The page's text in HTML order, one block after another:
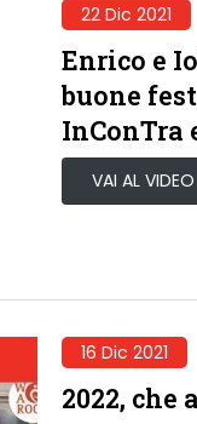
22 Dic 2021
Enrico e
buone
InConTra
VAI AL VIDEO
16 Dic 2021
2022, che